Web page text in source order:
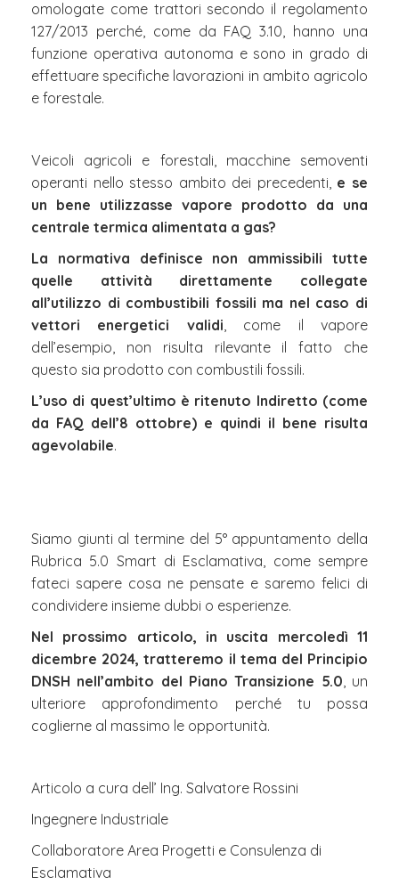
omologate come trattori secondo il regolamento
127/2013 perché, come da FAQ 3.10, hanno una
funzione operativa autonoma e sono in grado di
effettuare specifiche lavorazioni in ambito agricolo
e forestale.
Veicoli agricoli e forestali, macchine semoventi
operanti nello stesso ambito dei precedenti, e se
un bene utilizzasse vapore prodotto da una
centrale termica alimentata a gas?
La normativa definisce non ammissibili tutte
quelle attività direttamente collegate
all’utilizzo di combustibili fossili ma nel caso di
vettori energetici validi, come il vapore
dell’esempio, non risulta rilevante il fatto che
questo sia prodotto con combustili fossili.
L’uso di quest’ultimo è ritenuto Indiretto (come
da FAQ dell’8 ottobre) e quindi il bene risulta
agevolabile.
Siamo giunti al termine del 5° appuntamento della
Rubrica 5.0 Smart di Esclamativa, come sempre
fateci sapere cosa ne pensate e saremo felici di
condividere insieme dubbi o esperienze.
Nel prossimo articolo, in uscita mercoledì 11
dicembre 2024, tratteremo il tema del Principio
DNSH nell’ambito del Piano Transizione 5.0, un
ulteriore approfondimento perché tu possa
coglierne al massimo le opportunità.
Articolo a cura dell’ Ing. Salvatore Rossini
Ingegnere Industriale
Collaboratore Area Progetti e Consulenza di
Esclamativa